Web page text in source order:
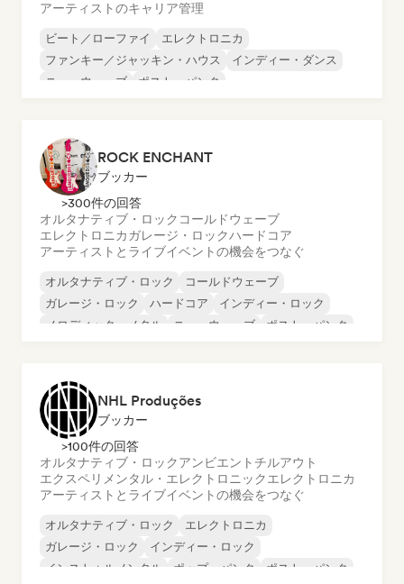
アーティストのキャリア管理
ビート／ローファイ
エレクトロニカ
ファンキー／ジャッキン・ハウス
インディー・ダンス
ニューウェーブ
ポスト・パンク
ROCK ENCHANT
ブッカー
>300件の回答
オルタナティブ・ロック コールドウェーブ
エレクトロニカガレージ・ロックハードコア
アーティストとライブイベントの機会をつなぐ
オルタナティブ・ロック
コールドウェーブ
ガレージ・ロック
ハードコア
インディー・ロック
メロディック・メタル
ニューウェーブ ポスト・パンク
NHL Produções
ブッカー
>100件の回答
オルタナティブ・ロックアンビエント チルアウト
エクスペリメンタル・エレクトロニックエレクトロニカ
アーティストとライブイベントの機会をつなぐ
オルタナティブ・ロック
エレクトロニカ
ガレージ・ロック
インディー・ロック
インストゥルメンタル
ポップ・パンク
ポスト・パンク